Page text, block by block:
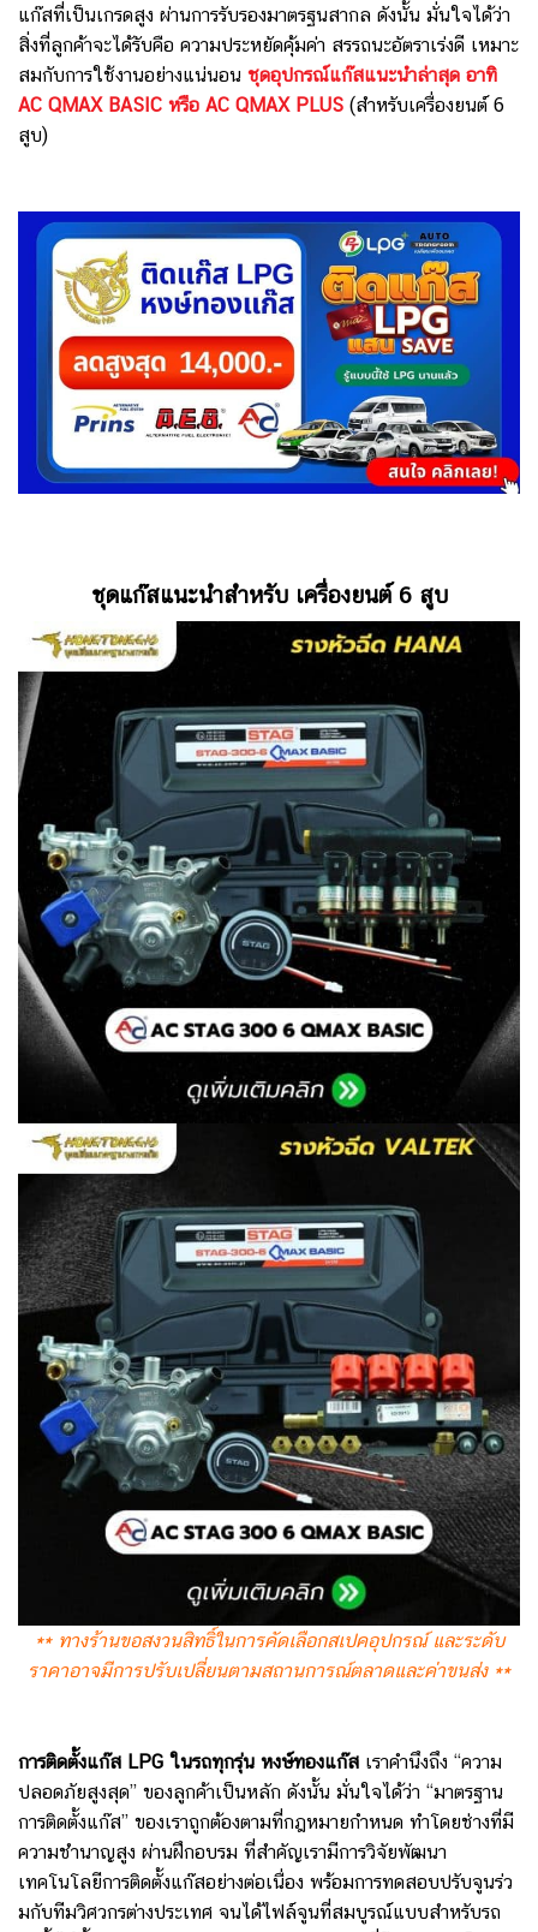
แก๊สที่เป็นเกรดสูง ผ่านการรับรองมาตรฐนสากล ดังนั้น มั่นใจได้ว่า
สิ่งที่ลูกค้าจะได้รับคือ ความประหยัดคุ้มค่า สรรถนะอัตราเร่งดี เหมาะ
สมกับการใช้งานอย่างแน่นอน ชุดอุปกรณ์แก๊สแนะนำล่าสุด อาทิ
AC QMAX BASIC หรือ AC QMAX PLUS (สำหรับเครื่องยนต์ 6
สูบ)
ชุดแก๊สแนะนำสำหรับ เครื่องยนต์ 6 สูบ
** ทางร้านขอสงวนสิทธิ์ในการคัดเลือกสเปคอุปกรณ์และระดับ
ราคาอาจมีการปรับเปลี่ยนตามสถานการณ์ตลาดและค่าขนส่ง **
การติดตั้งแก๊ส LPG ในรถทุกรุ่น หงษ์ทองแก๊ส เราคำนึงถึง “ความ
ปลอดภัยสูงสุด” ของลูกค้าเป็นหลัก ดังนั้น มั่นใจได้ว่า “มาตรฐาน
การติดตั้งแก๊ส” ของเราถูกต้องตามที่กฎหมายกำหนด ทำโดยช่างที่มี
ความชำนาญสูง ผ่านฝึกอบรม ที่สำคัญเรามีการวิจัยพัฒนา
เทคโนโลยีการติดตั้งแก๊สอย่างต่อเนื่อง พร้อมการทดสอบปรับจูนร่ว
มกับทีมวิศวกรต่างประเทศ จนได้ไฟล์จูนที่สมบูรณ์แบบสำหรับรถ